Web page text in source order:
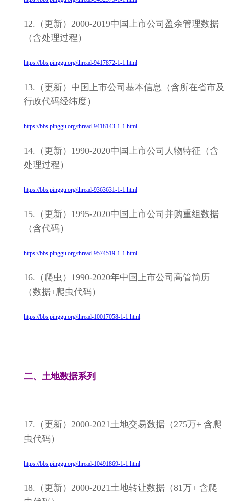
12.（更新）2000-2019中国上市公司盈余管理数据
（含处理过程）
https://bbs.pinggu.org/thread-9417872-1-1.html
13.（更新）中国上市公司基本信息（含所在省市及
行政代码经纬度）
https://bbs.pinggu.org/thread-9418143-1-1.html
14.（更新）1990-2020中国上市公司人物特征（含
处理过程）
https://bbs.pinggu.org/thread-9363631-1-1.html
15.（更新）1995-2020中国上市公司并购重组数据
（含代码）
https://bbs.pinggu.org/thread-9574519-1-1.html
16.（爬虫）1990-2020年中国上市公司高管简历
（数据+爬虫代码）
https://bbs.pinggu.org/thread-10017058-1-1.html
二、土地数据系列
17.（更新）2000-2021土地交易数据（275万+ 含爬
虫代码）
https://bbs.pinggu.org/thread-10491869-1-1.html
18.（更新）2000-2021土地转让数据（81万+ 含爬